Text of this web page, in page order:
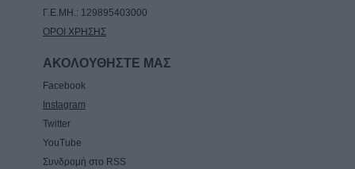
Γ.Ε.ΜΗ.: 129895403000
ΟΡΟΙ ΧΡΗΣΗΣ
ΑΚΟΛΟΥΘΗΣΤΕ ΜΑΣ
Facebook
Instagram
Twitter
YouTube
Συνδρομή στο RSS